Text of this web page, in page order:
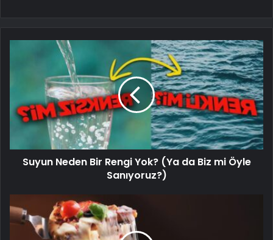
Suyun Neden Bir Rengi Yok? (Ya da Biz mi Öyle
Sanıyoruz?)